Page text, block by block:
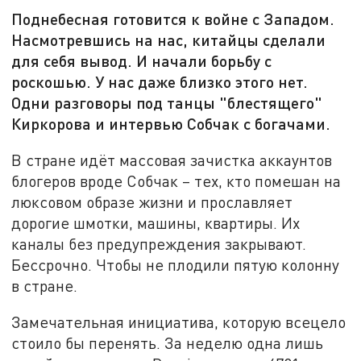
Поднебесная готовится к войне с Западом.
Насмотревшись на нас, китайцы сделали
для себя вывод. И начали борьбу с
роскошью. У нас даже близко этого нет.
Одни разговоры под танцы "блестящего"
Киркорова и интервью Собчак с богачами.
В стране идёт массовая зачистка аккаунтов
блогеров вроде Собчак – тех, кто помешан на
люксовом образе жизни и прославляет
дорогие шмотки, машины, квартиры. Их
каналы без предупреждения закрывают.
Бессрочно. Чтобы не плодили пятую колонну
в стране.
Замечательная инициатива, которую всецело
стоило бы перенять. За неделю одна лишь